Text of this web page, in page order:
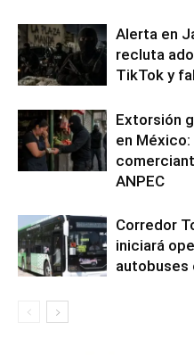
Alerta en
recluta
TikTok y
Extorsión
en
ANPEC
Corredor
iniciará